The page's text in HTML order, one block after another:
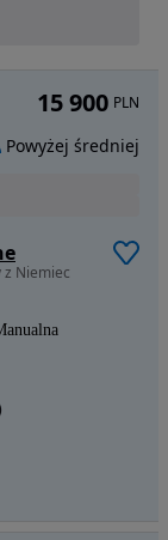
z Niemiec
15 900 PLN
Powyżej średniej